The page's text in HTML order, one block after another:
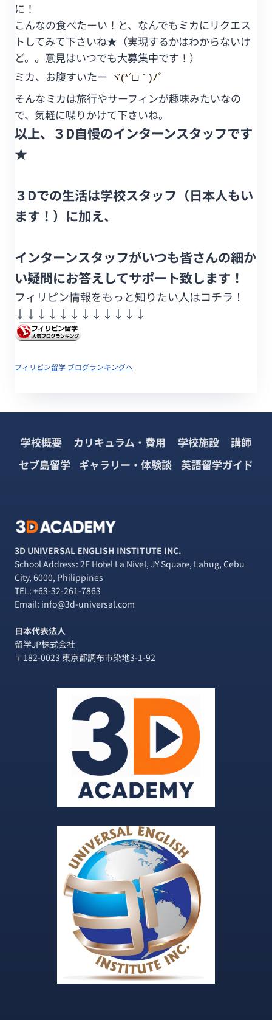
に！
こんなの食べたーい！と、なんでもミカにリクエス
トしてみて下さいね★（実現するかはわからないけ
ど。。意見はいつでも大募集中です！）
ミカ、お腹すいたー ヾ(*´□｀)ﾉﾞ
そんなミカは旅行やサーフィンが趣味みたいなの
で、気軽に喋りかけて下さいね。
以上、３D自慢のインターンスタッフです
★
３Dでの生活は学校スタッフ（日本人もい
ます！）に加え、
インターンスタッフがいつも皆さんの細か
い疑問にお答えしてサポート致します！
フィリピン情報をもっと知りたい人はコチラ！
↓↓↓↓↓↓ ↓↓↓↓↓↓
フィリピン留学 ブログランキングへ
学校概要 カリキュラム・費用 学校施設
講師
セブ島留学 ギャラリー・体験談 英語留学ガイド
3D UNIVERSAL ENGLISH INSTITUTE INC.
School Address: 2F Hotel La Nivel, JY Square, Lahug, Cebu
City, 6000, Philippines
TEL: +63-32-261-7863
Email: info@3d-universal.com
日本代表法人
留学JP株式会社
〒182-0023 東京都調布市染地3-1-92